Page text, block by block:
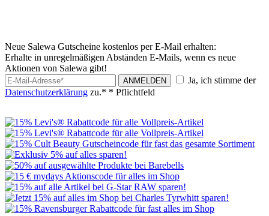
Neue Salewa Gutscheine kostenlos per E-Mail erhalten:
Erhalte in unregelmäßigen Abständen E-Mails, wenn es neue
Aktionen von Salewa gibt!
ANMELDEN
Ja, ich stimme der
Datenschutzerklärung zu.* * Pflichtfeld